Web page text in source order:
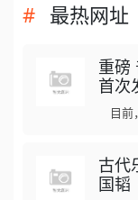
最热网址
重磅
首次
目前
古代
国韬